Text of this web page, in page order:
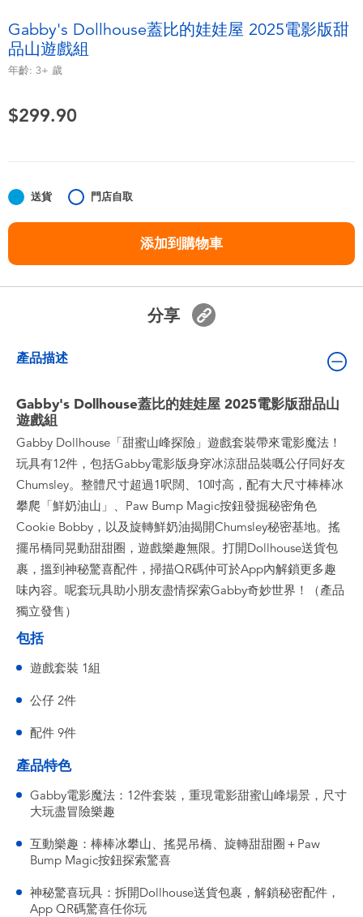
毛毛公仔玩具
任天堂 Switch
Gabby's Dollhouse蓋比的娃娃屋 2025電影版甜
品山遊戲組
年齡: 3+ 歲
$299.90
送貨 門店自取
添加到購物車
分享
產品描述
Gabby's Dollhouse蓋比的娃娃屋 2025電影版甜品山
遊戲組
Gabby Dollhouse「甜蜜山峰探險」遊戲套裝帶來電影魔法！
玩具有12件，包括Gabby電影版身穿冰涼甜品裝嘅公仔同好友
Chumsley。整體尺寸超過1呎闊、10吋高，配有大尺寸棒棒冰
攀爬「鮮奶油山」、Paw Bump Magic按鈕發掘秘密角色
Cookie Bobby，以及旋轉鮮奶油揭開Chumsley秘密基地。搖
擺吊橋同晃動甜甜圈，遊戲樂趣無限。打開Dollhouse送貨包
裹，搵到神秘驚喜配件，掃描QR碼仲可於App內解鎖更多趣
味內容。呢套玩具助小朋友盡情探索Gabby奇妙世界！（產品
獨立發售）
包括
遊戲套裝 1組
公仔 2件
配件 9件
產品特色
Gabby電影魔法：12件套裝，重現電影甜蜜山峰場景，尺寸
大玩盡冒險樂趣
互動樂趣：棒棒冰攀山、搖晃吊橋、旋轉甜甜圈＋Paw
Bump Magic按鈕探索驚喜
神秘驚喜玩具：拆開Dollhouse送貨包裹，解鎖秘密配件，
App QR碼驚喜任你玩